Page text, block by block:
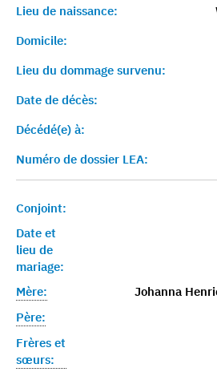
Lieu de naissance:
Domicile:
Lieu du dommage survenu:
Date de décès:
Décédé(e) à:
Numéro de dossier LEA:
Conjoint:
Date et
lieu de
mariage:
Mère:
Johanna
Père:
Frères et
sœurs: